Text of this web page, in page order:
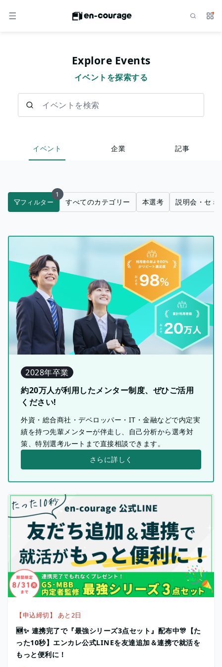
メニュー サ
Explore Events
イベントを探索する
イベント 企業 記事
フィルター
1
すべてのカテゴリー 本選考 説明会・セミ
2028年卒業
約20万人が利用したメンター制度、ぜひご活用
ください!
外資・総合商社・デベロッパー・IT・金融などで内定実
績を持つ先輩メンターが伴走し、自己分析から選考対
策、特別選考ルートまで直接相談できます。
さらに詳しく
【申込締切】 あと2日
🆕✨ 連携完了で『最強シリーズ3点セット』配布中🎊【た
った10秒】エンカレ公式LINEを友達追加＆連携で就活を
もっと便利に！